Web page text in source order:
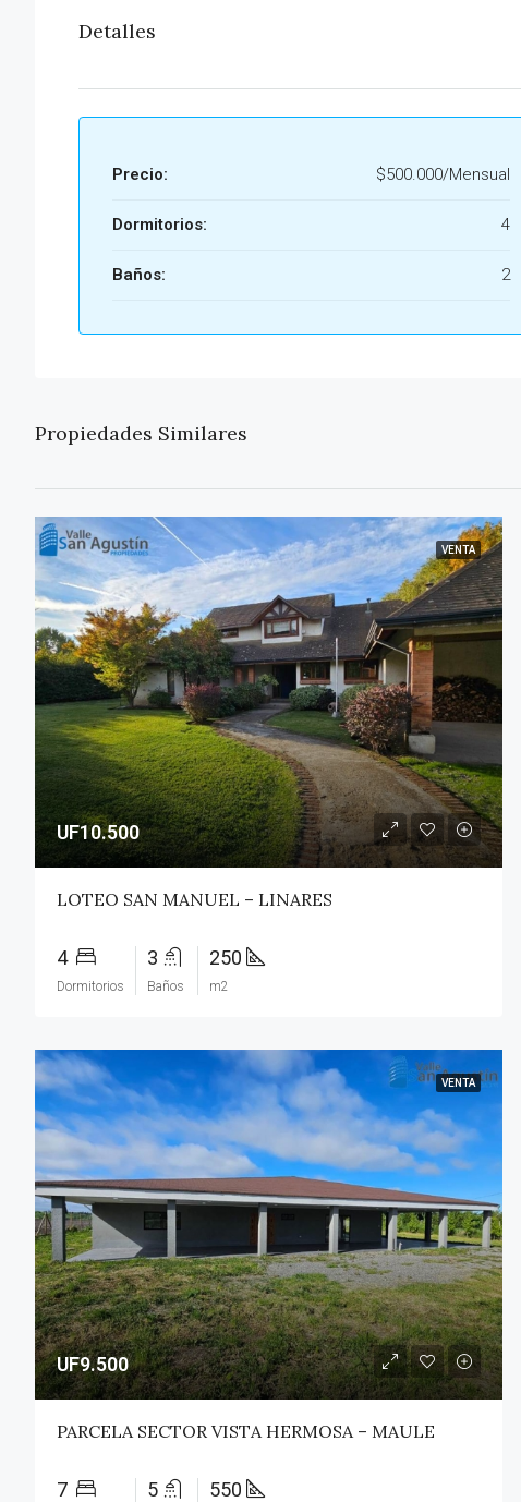
Detalles
Precio: $500.000/Mensual
Dormitorios: 4
Baños: 2
Propiedades Similares
VENTA
UF10.500
LOTEO SAN MANUEL – LINARES
4
Dormitorios
3
Baños
250
m2
VENTA
UF9.500
PARCELA SECTOR VISTA HERMOSA – MAULE
7 5 550